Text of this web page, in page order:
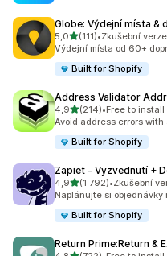
Globe: Výdejní místa &
5,0z 5 hvězd
(111)
Celkový počet recenzí: 111
•Zkušební
Výdejní místa od 60+
Built for Shopify
Address Validator
4,9z 5 hvězd
(214)
Celkový počet recenzí: 214
•Free to install
Avoid address errors
Built for Shopify
Zapiet ‑ Vyzvednutí +
4,9z 5 hvězd
(1 792)
Celkový počet recenzí:
•Zkušební
Naplánujte si
Built for Shopify
Return Prime:Return &